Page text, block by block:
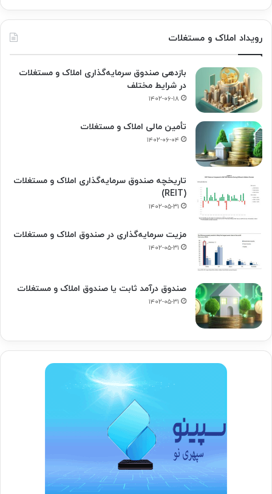
رویداد املاک و مستغلات
بازدهی صندوق سرمایه‌گذاری املاک و مستغلات
در شرایط مختلف
۱۴۰۲-۰۶-۱۸
تأمین مالی املاک و مستغلات
۱۴۰۲-۰۶-۰۴
تاریخچه صندوق سرمایه‌گذاری املاک و مستغلات
(REIT)
۱۴۰۲-۰۵-۳۱
مزیت سرمایه‌گذاری در صندوق املاک و مستغلات
۱۴۰۲-۰۵-۳۱
صندوق درآمد ثابت یا صندوق املاک و مستغلات
۱۴۰۲-۰۵-۳۱